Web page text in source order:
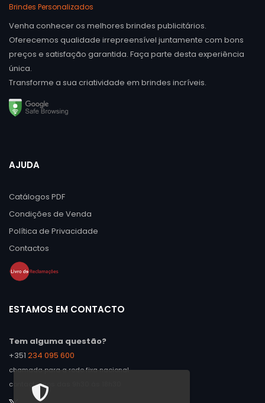
Brindes Personalizados
Venha conhecer os melhores brindes publicitários.
Oferecemos qualidade irrepreensível juntamente com bons
preços e satisfação garantida. Faça parte desta experiência
única.
Transforme a sua criatividade em brindes incríveis.
AJUDA
Catálogos PDF
Condições de Venda
Política de Privacidade
Contactos
ESTAMOS EM CONTACTO
Tem alguma questão?
+351 234 095 600
chamada para a rede fixa nacional
contacte-nos das 9h30 às 18h30